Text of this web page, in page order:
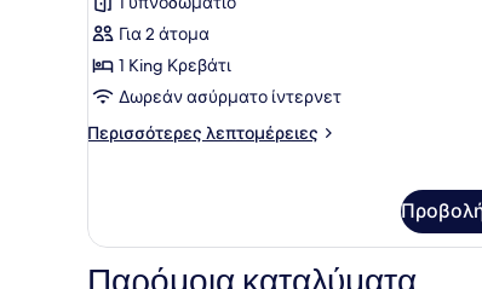
Executive
Σουίτα,
Θέα
Θάλασσα
Για 2 άτομα
1 King Κρεβάτι
Δωρεάν ασύρματο ίντερνετ
Περισσότερες λεπτομέρειες
Περισσότερες
Θέα
Θάλασσα